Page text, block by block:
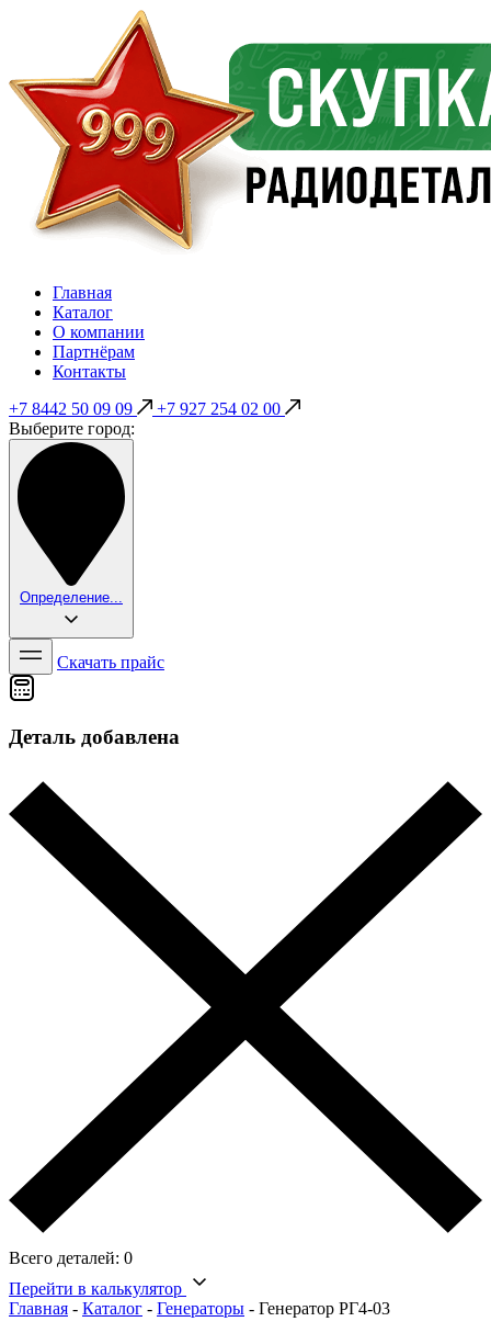
Главная
Каталог
О компании
Партнёрам
Контакты
+7 8442 50 09 09
+7 927 254 02 00
Выберите город:
Определение...
Скачать прайс
Деталь добавлена
Всего деталей: 0
Перейти в калькулятор
Главная - Каталог - Генераторы - Генератор РГ4-03